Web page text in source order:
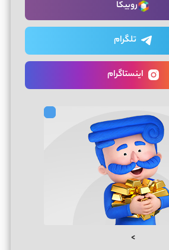
روبیکا
تلگرام
اینستاگرام
>